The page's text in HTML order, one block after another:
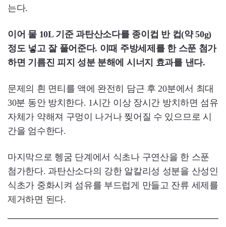
는다.
이어 물 10L 기준 과탄산소다를 종이컵 반 컵(약 50g)
정도 넣고 잘 풀어준다. 이때 주방세제를 한 스푼 첨가
하면 기름진 피지 성분 분해에 시너지 효과를 낸다.
문제의 흰 면티를 액에 완전히 담근 후 20분에서 최대
30분 동안 방치한다. 1시간 이상 장시간 방치하면 섬유
자체가 약해져 구멍이 나거나 찢어질 수 있으므로 시
간을 엄수한다.
마지막으로 헹굼 단계에서 식초나 구연산을 한 스푼
첨가한다. 과탄산소다의 강한 알칼리성 성분을 산성인
식초가 중화시켜 섬유를 부드럽게 만들고 잔류 세제를
제거하면 된다.